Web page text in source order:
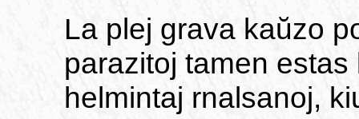
La plej grava kaŭzo
parazitoj tamen
helmintaj rnalsanoj,